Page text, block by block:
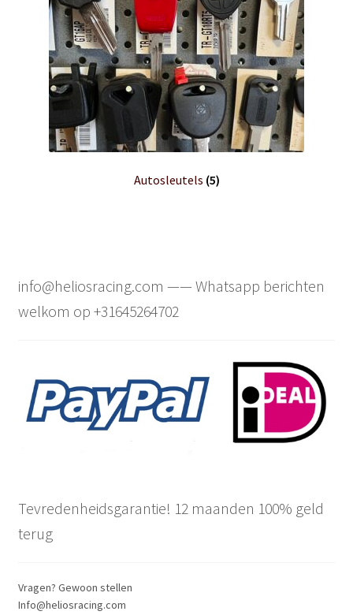
Autosleutels (5)
info@heliosracing.com —— Whatsapp berichten
welkom op +31645264702
Tevredenheidsgarantie! 12 maanden 100% geld
terug
Vragen? Gewoon stellen
Info@heliosracing.com